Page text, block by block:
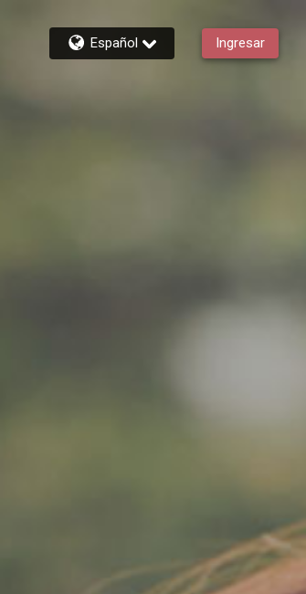
Español Ingresar